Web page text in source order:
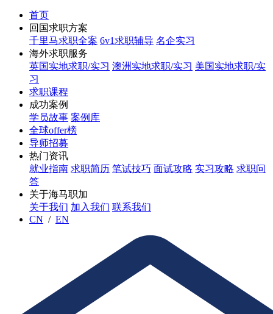
首页
回国求职方案
千里马求职全案 6v1求职辅导 名企实习
海外求职服务
英国实地求职/实习 澳洲实地求职/实习 美国实地求职/实
习
求职课程
成功案例
学员故事 案例库
全球offer榜
导师招募
热门资讯
就业指南 求职简历 笔试技巧 面试攻略 实习攻略 求职问
答
关于海马职加
关于我们 加入我们 联系我们
CN / EN